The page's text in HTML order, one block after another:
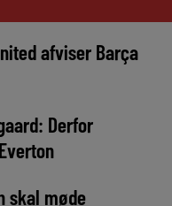
afviser Barça
Derfor
skal møde